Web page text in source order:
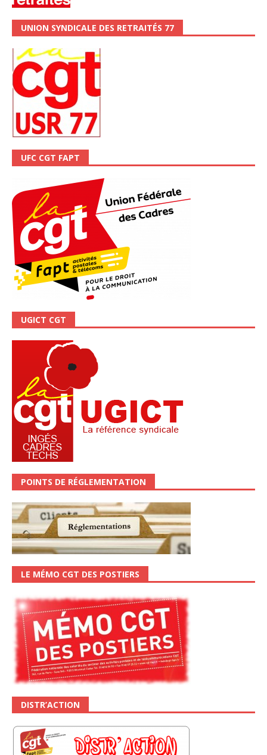
UNION SYNDICALE DES RETRAITÉS 77
UFC CGT FAPT
UGICT CGT
POINTS DE RÉGLEMENTATION
LE MÉMO CGT DES POSTIERS
DISTR’ACTION